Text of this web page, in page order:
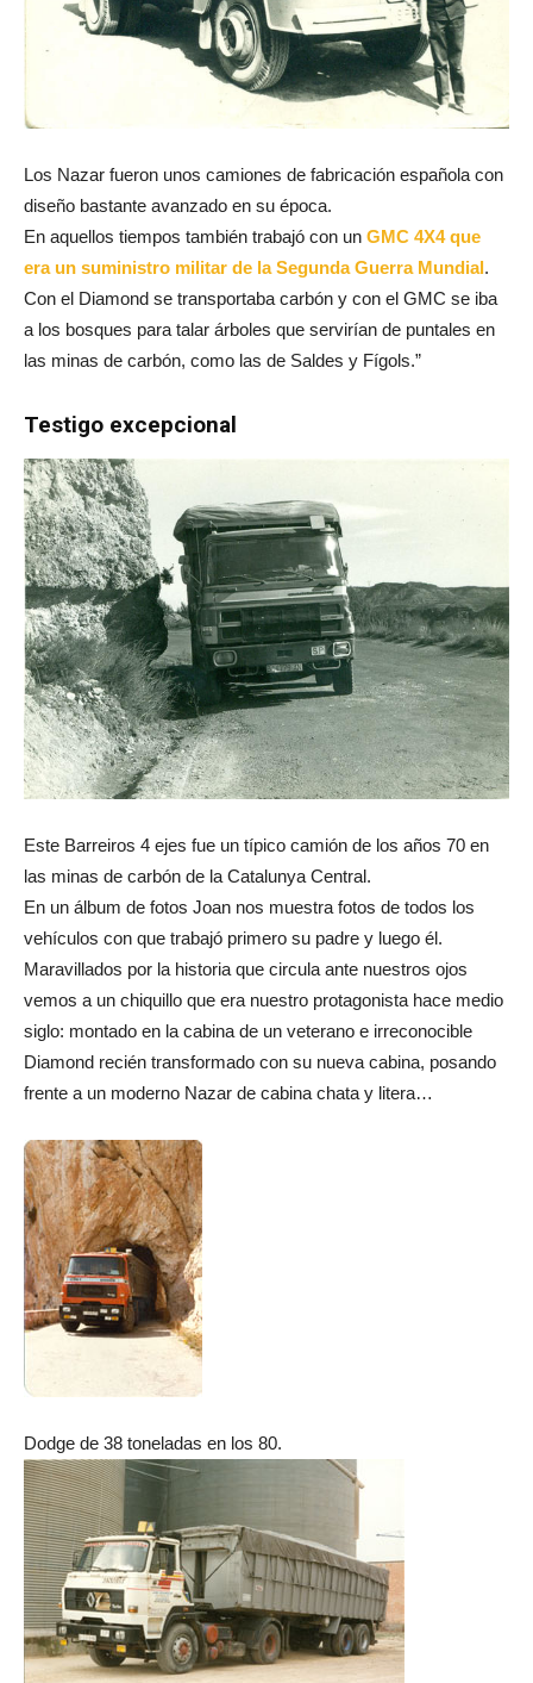
Los Nazar fueron unos camiones de fabricación española con
diseño bastante avanzado en su época.
En aquellos tiempos también trabajó con un GMC 4X4 que
era un suministro militar de la Segunda Guerra Mundial.
Con el Diamond se transportaba carbón y con el GMC se iba
a los bosques para talar árboles que servirían de puntales en
las minas de carbón, como las de Saldes y Fígols.”
Testigo excepcional
Este Barreiros 4 ejes fue un típico camión de los años 70 en
las minas de carbón de la Catalunya Central.
En un álbum de fotos Joan nos muestra fotos de todos los
vehículos con que trabajó primero su padre y luego él.
Maravillados por la historia que circula ante nuestros ojos
vemos a un chiquillo que era nuestro protagonista hace medio
siglo: montado en la cabina de un veterano e irreconocible
Diamond recién transformado con su nueva cabina, posando
frente a un moderno Nazar de cabina chata y litera…
Dodge de 38 toneladas en los 80.